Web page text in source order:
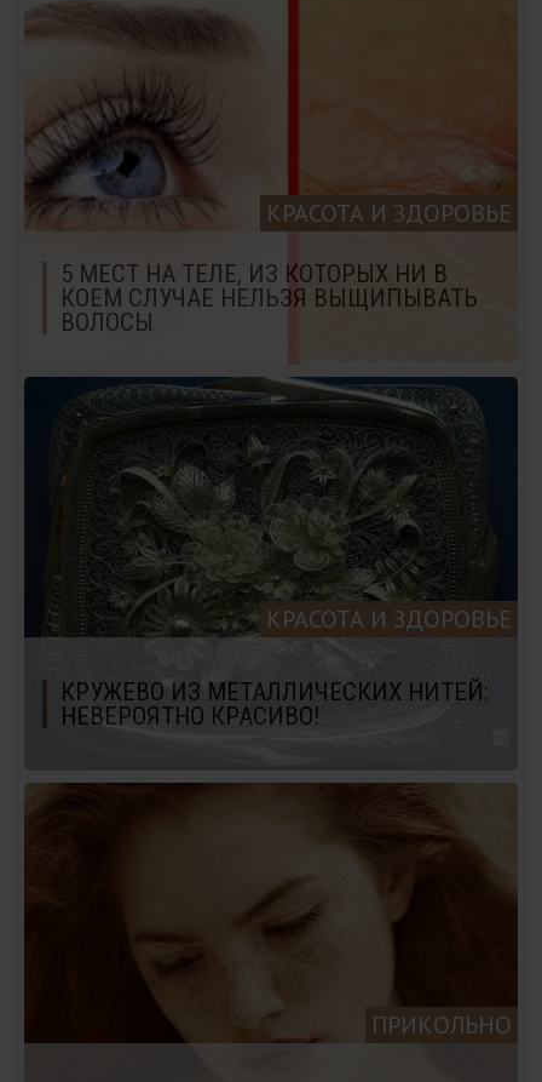
КРАСОТА И ЗДОРОВЬЕ
5 МЕСТ НА ТЕЛЕ, ИЗ КОТОРЫХ НИ В
КОЕМ СЛУЧАЕ НЕЛЬЗЯ ВЫЩИПЫВАТЬ
ВОЛОСЫ
КРАСОТА И ЗДОРОВЬЕ
КРУЖЕВО ИЗ МЕТАЛЛИЧЕСКИХ НИТЕЙ:
НЕВЕРОЯТНО КРАСИВО!
ПРИКОЛЬНО